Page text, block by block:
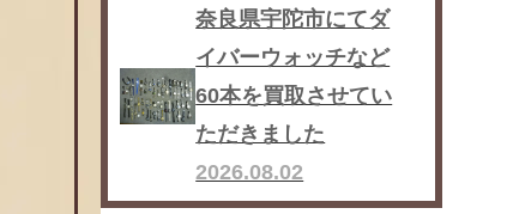
奈良県宇陀市にてダ
イバーウォッチなど
60本を買取させてい
ただきました
2026.08.02